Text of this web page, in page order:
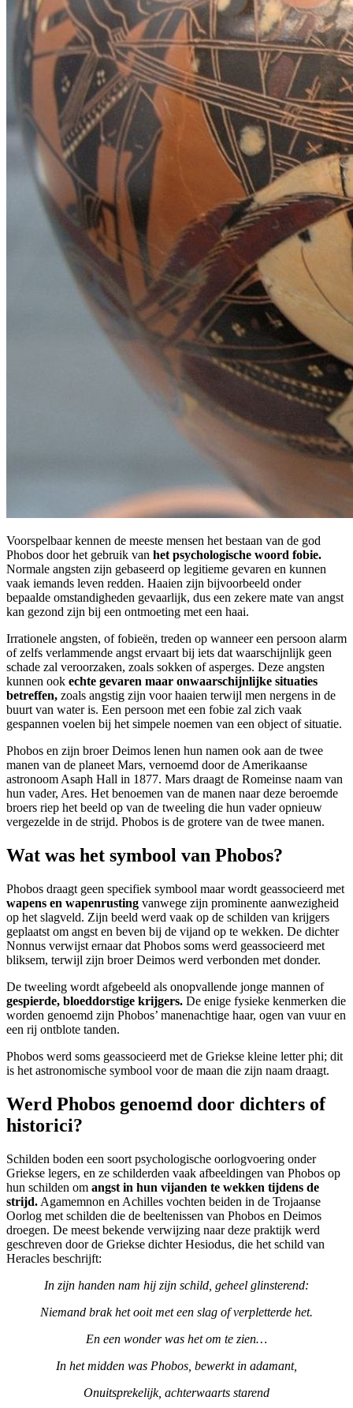
Voorspelbaar kennen de meeste mensen het bestaan van de god
Phobos door het gebruik van het psychologische woord fobie.
Normale angsten zijn gebaseerd op legitieme gevaren en kunnen
vaak iemands leven redden. Haaien zijn bijvoorbeeld onder
bepaalde omstandigheden gevaarlijk, dus een zekere mate van angst
kan gezond zijn bij een ontmoeting met een haai.
Irrationele angsten, of fobieën, treden op wanneer een persoon alarm
of zelfs verlammende angst ervaart bij iets dat waarschijnlijk geen
schade zal veroorzaken, zoals sokken of asperges. Deze angsten
kunnen ook echte gevaren maar onwaarschijnlijke situaties
betreffen, zoals angstig zijn voor haaien terwijl men nergens in de
buurt van water is. Een persoon met een fobie zal zich vaak
gespannen voelen bij het simpele noemen van een object of situatie.
Phobos en zijn broer Deimos lenen hun namen ook aan de twee
manen van de planeet Mars, vernoemd door de Amerikaanse
astronoom Asaph Hall in 1877. Mars draagt de Romeinse naam van
hun vader, Ares. Het benoemen van de manen naar deze beroemde
broers riep het beeld op van de tweeling die hun vader opnieuw
vergezelde in de strijd. Phobos is de grotere van de twee manen.
Wat was het symbool van Phobos?
Phobos draagt geen specifiek symbool maar wordt geassocieerd met
wapens en wapenrusting vanwege zijn prominente aanwezigheid
op het slagveld. Zijn beeld werd vaak op de schilden van krijgers
geplaatst om angst en beven bij de vijand op te wekken. De dichter
Nonnus verwijst ernaar dat Phobos soms werd geassocieerd met
bliksem, terwijl zijn broer Deimos werd verbonden met donder.
De tweeling wordt afgebeeld als onopvallende jonge mannen of
gespierde, bloeddorstige krijgers. De enige fysieke kenmerken die
worden genoemd zijn Phobos’ manenachtige haar, ogen van vuur en
een rij ontblote tanden.
Phobos werd soms geassocieerd met de Griekse kleine letter phi; dit
is het astronomische symbool voor de maan die zijn naam draagt.
Werd Phobos genoemd door dichters of
historici?
Schilden boden een soort psychologische oorlogvoering onder
Griekse legers, en ze schilderden vaak afbeeldingen van Phobos op
hun schilden om angst in hun vijanden te wekken tijdens de
strijd. Agamemnon en Achilles vochten beiden in de Trojaanse
Oorlog met schilden die de beeltenissen van Phobos en Deimos
droegen. De meest bekende verwijzing naar deze praktijk werd
geschreven door de Griekse dichter Hesiodus, die het schild van
Heracles beschrijft:
In zijn handen nam hij zijn schild, geheel glinsterend:
Niemand brak het ooit met een slag of verpletterde het.
En een wonder was het om te zien…
In het midden was Phobos, bewerkt in adamant,
Onuitsprekelijk, achterwaarts starend